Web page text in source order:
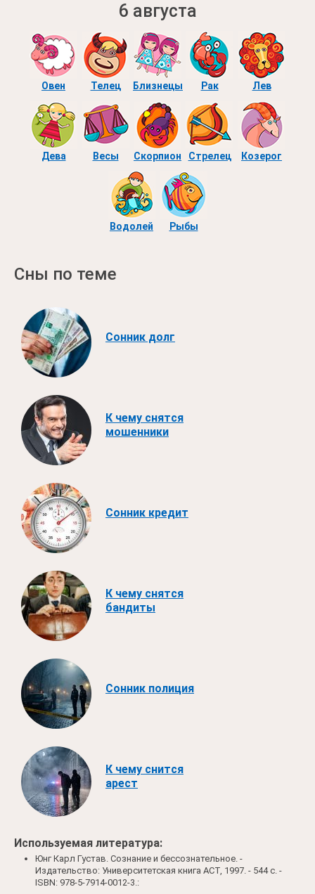
6 августа
Овен Телец Близнецы Рак Лев
Дева Весы Скорпион Стрелец Козерог
Водолей Рыбы
Сны по теме
Сонник долг
К чему снятся
мошенники
Сонник кредит
К чему снятся
бандиты
Сонник полиция
К чему снится
арест
Используемая литература:
Юнг Карл Густав. Сознание и бессознательное. -
Издательство: Университетская книга АСТ, 1997. - 544 c. -
ISBN: 978-5-7914-0012-3.: